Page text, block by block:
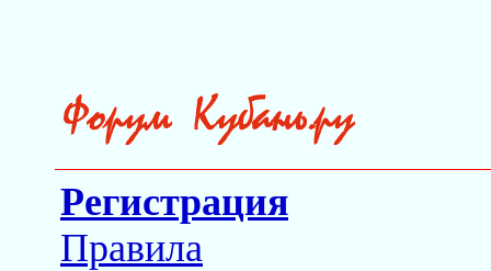
Регистрация
Правила